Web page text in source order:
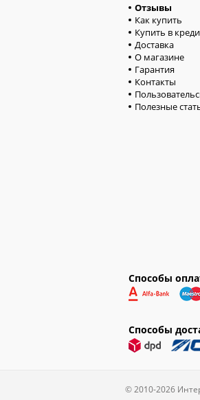
Отзывы
Как купить
Купить в
Доставка
О магазине
Гарантия
Контакты
Полезные
Способы
Способы
© 2010-2026